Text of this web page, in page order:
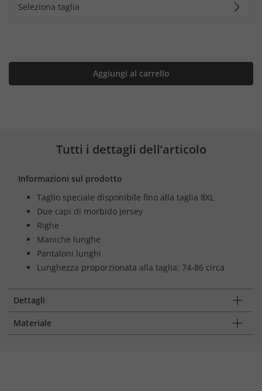
Seleziona taglia
Aggiungi al carrello
Tutti i dettagli dell’articolo
Informazioni sul prodotto
Taglio speciale disponibile fino alla taglia 8XL
Due capi di morbido jersey
Righe
Maniche lunghe
Pantaloni lunghi
Lunghezza proporzionata alla taglia: 74-86 circa
Dettagli
Materiale